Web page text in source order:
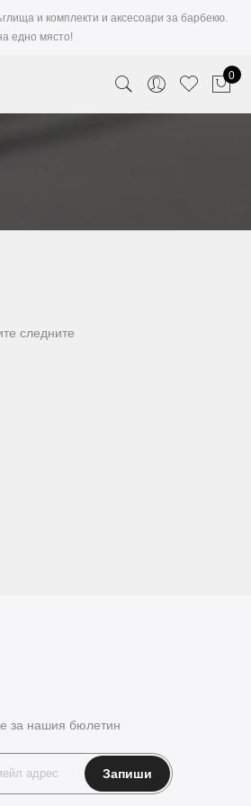
и комплекти и аксесоари за барбекю.
едно място!
0
следните
за нашия бюлетин